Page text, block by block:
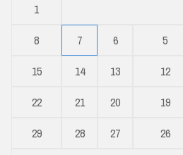
1
5
6
7
8
12
13
14
15
19
20
21
22
26
27
28
29